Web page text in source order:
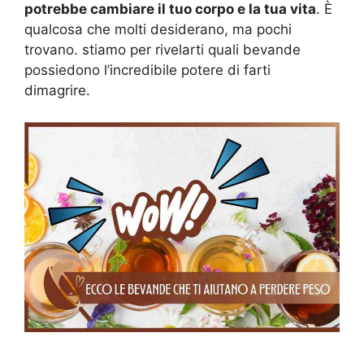
potrebbe cambiare il tuo corpo e la tua vita. È
qualcosa che molti desiderano, ma pochi
trovano. stiamo per rivelarti quali bevande
possiedono l’incredibile potere di farti
dimagrire.